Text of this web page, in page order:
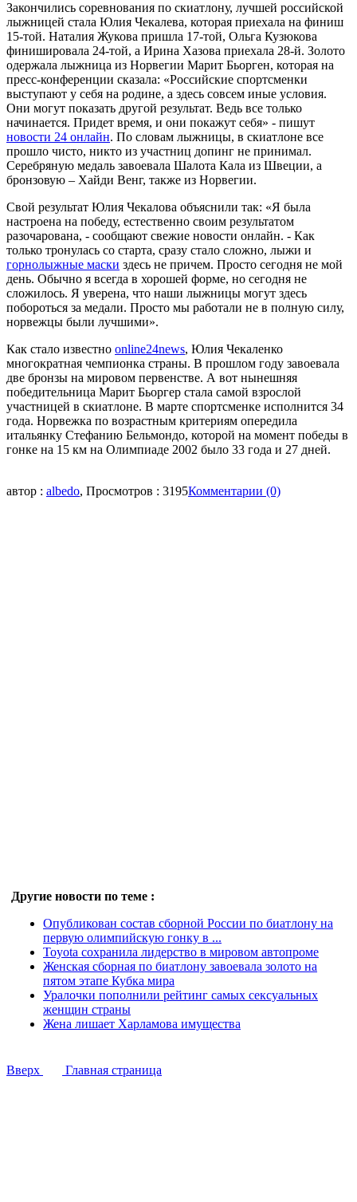
Закончились соревнования по скиатлону, лучшей российской
лыжницей стала Юлия Чекалева, которая приехала на финиш
15-той. Наталия Жукова пришла 17-той, Ольга Кузюкова
финишировала 24-той, а Ирина Хазова приехала 28-й. Золото
одержала лыжница из Норвегии Марит Бьорген, которая на
пресс-конференции сказала: «Российские спортсменки
выступают у себя на родине, а здесь совсем иные условия.
Они могут показать другой результат. Ведь все только
начинается. Придет время, и они покажут себя» - пишут
новости 24 онлайн. По словам лыжницы, в скиатлоне все
прошло чисто, никто из участниц допинг не принимал.
Серебряную медаль завоевала Шалота Кала из Швеции, а
бронзовую – Хайди Венг, также из Норвегии.
Свой результат Юлия Чекалова объяснили так: «Я была
настроена на победу, естественно своим результатом
разочарована, - сообщают свежие новости онлайн. - Как
только тронулась со старта, сразу стало сложно, лыжи и
горнолыжные маски здесь не причем. Просто сегодня не мой
день. Обычно я всегда в хорошей форме, но сегодня не
сложилось. Я уверена, что наши лыжницы могут здесь
побороться за медали. Просто мы работали не в полную силу,
норвежцы были лучшими».
Как стало известно online24news, Юлия Чекаленко
многократная чемпионка страны. В прошлом году завоевала
две бронзы на мировом первенстве. А вот нынешняя
победительница Марит Бьоргер стала самой взрослой
участницей в скиатлоне. В марте спортсменке исполнится 34
года. Норвежка по возрастным критериям опередила
итальянку Стефанию Бельмондо, которой на момент победы в
гонке на 15 км на Олимпиаде 2002 было 33 года и 27 дней.
автор : albedo, Просмотров : 3195Комментарии (0)
Другие новости по теме :
Опубликован состав сборной России по биатлону на
первую олимпийскую гонку в ...
Toyota сохранила лидерство в мировом автопроме
Женская сборная по биатлону завоевала золото на
пятом этапе Кубка мира
Уралочки пополнили рейтинг самых сексуальных
женщин страны
Жена лишает Харламова имущества
Вверх Главная страница